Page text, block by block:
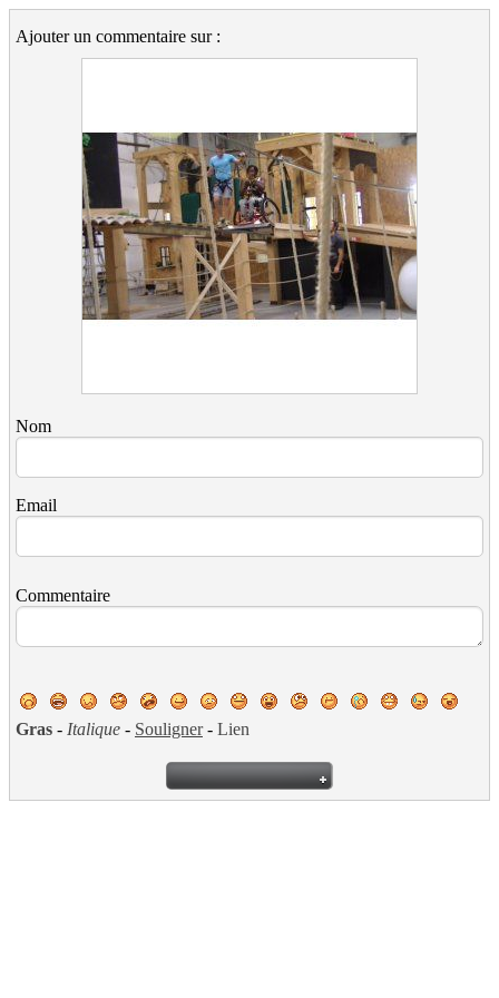
Ajouter un commentaire sur :
Nom
Email
Commentaire
Gras - Italique - Souligner- Lien